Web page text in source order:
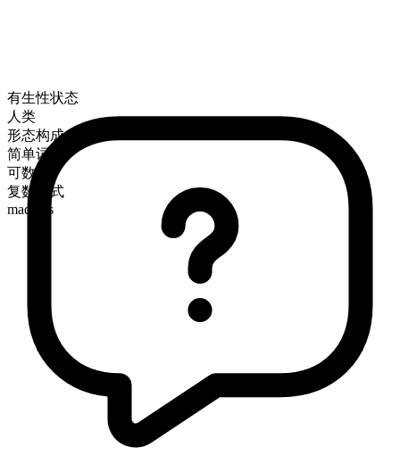
有生性状态
人类
形态构成
简单词
可数
复数形式
madams